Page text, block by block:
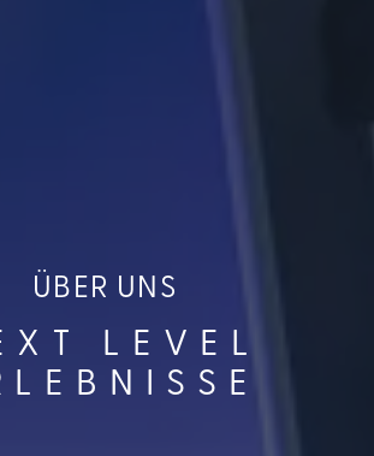
ÜBER UNS
LEVEL